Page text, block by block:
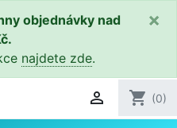
objednávky nad
najdete zde.
×
 shopping_cart (0)